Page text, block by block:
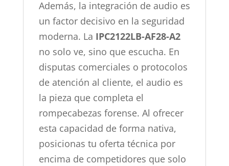
Además, la integración de audio es
un factor decisivo en la seguridad
moderna. La IPC2122LB-AF28-A2
no solo ve, sino que escucha. En
disputas comerciales o protocolos
de atención al cliente, el audio es
la pieza que completa el
rompecabezas forense. Al ofrecer
esta capacidad de forma nativa,
posicionas tu oferta técnica por
encima de competidores que solo